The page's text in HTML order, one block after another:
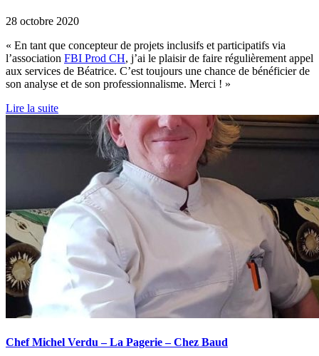
28 octobre 2020
« En tant que concepteur de projets inclusifs et participatifs via
l’association FBI Prod CH, j’ai le plaisir de faire régulièrement appel
aux services de Béatrice. C’est toujours une chance de bénéficier de
son analyse et de son professionnalisme. Merci ! »
Lire la suite
Chef Michel Verdu – La Pagerie – Chez Baud